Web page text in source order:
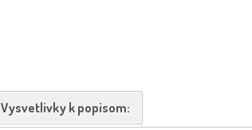
Vysvetlivky k popisom: